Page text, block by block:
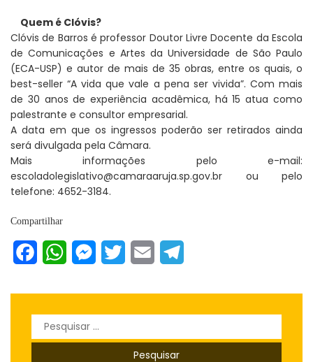
Quem é Clóvis?
Clóvis de Barros é professor Doutor Livre Docente da Escola
de Comunicações e Artes da Universidade de São Paulo
(ECA-USP) e autor de mais de 35 obras, entre os quais, o
best-seller “A vida que vale a pena ser vivida”. Com mais
de 30 anos de experiência acadêmica, há 15 atua como
palestrante e consultor empresarial.
A data em que os ingressos poderão ser retirados ainda
será divulgada pela Câmara.
Mais informações pelo e-mail:
escoladolegislativo@camaraaruja.sp.gov.br ou pelo
telefone: 4652-3184.
Compartilhar
FacebookWhatsAppMessenger
Twitter Email
Pesquisar